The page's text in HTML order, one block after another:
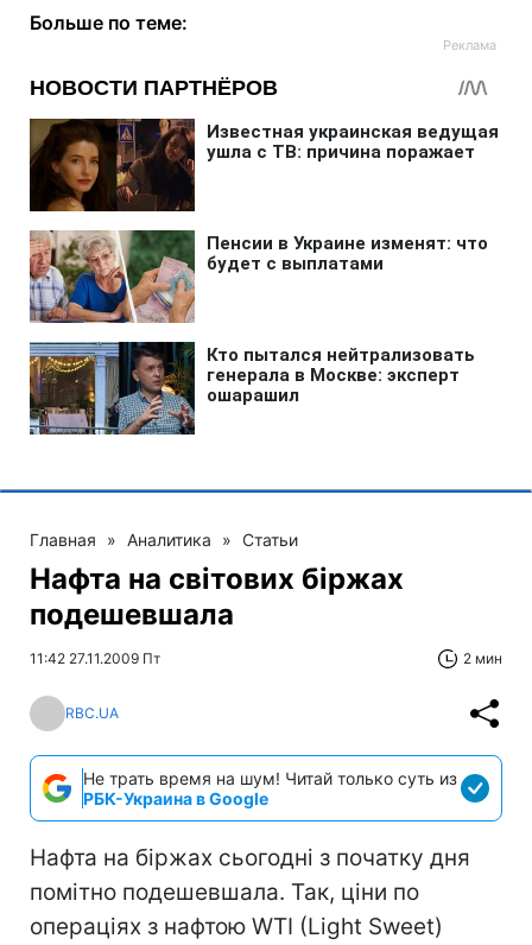
Больше по теме:
Главная » Аналитика » Статьи
Нафта на світових біржах
подешевшала
11:42 27.11.2009 Пт 2 мин
RBC.UA
Не трать время на шум! Читай только суть из
РБК-Украина в Google
Нафта на біржах сьогодні з початку дня
помітно подешевшала. Так, ціни по
операціях з нафтою WTI (Light Sweet)